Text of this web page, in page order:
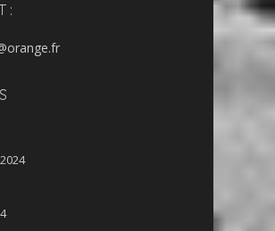
: